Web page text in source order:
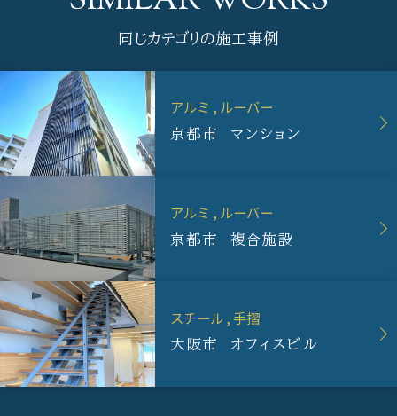
同じカテゴリの施工事例
アルミ ルーバー
京都市 マンション
アルミ ルーバー
京都市 複合施設
スチール 手摺
大阪市 オフィスビル